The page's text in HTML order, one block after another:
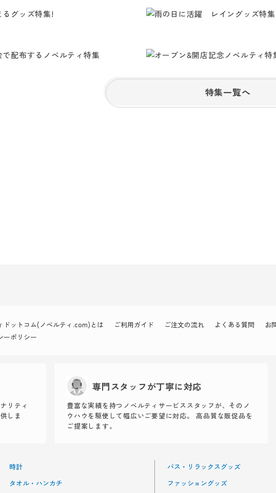
特集一覧へ
ドットコム(ノベルティ.com)とは ご利用ガイド ご注文の流れ よくある質問
お
ーポリシー
リティ
しま
専門スタッフが丁寧に対応
豊富な実績を持つノベルティサービススタッフが、そのノ
ウハウを駆使して幅広いご要望に対応。 高品質な販促品を
ご提案します。
時計
タオル・ハンカチ
バス・リラックスグッズ
ファッショングッズ